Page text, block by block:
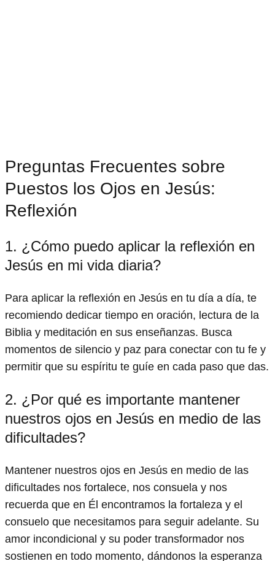
Preguntas Frecuentes sobre
Puestos los Ojos en Jesús:
Reflexión
1. ¿Cómo puedo aplicar la reflexión en
Jesús en mi vida diaria?
Para aplicar la reflexión en Jesús en tu día a día, te
recomiendo dedicar tiempo en oración, lectura de la
Biblia y meditación en sus enseñanzas. Busca
momentos de silencio y paz para conectar con tu fe y
permitir que su espíritu te guíe en cada paso que das.
2. ¿Por qué es importante mantener
nuestros ojos en Jesús en medio de las
dificultades?
Mantener nuestros ojos en Jesús en medio de las
dificultades nos fortalece, nos consuela y nos
recuerda que en Él encontramos la fortaleza y el
consuelo que necesitamos para seguir adelante. Su
amor incondicional y su poder transformador nos
sostienen en todo momento, dándonos la esperanza